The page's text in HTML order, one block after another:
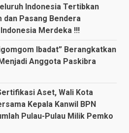
Indonesia Tertibkan
Pasang Bendera
Merdeka !!!
Ibadat” Berangkatkan
Anggota Paskibra
Aset, Wali Kota
Kepala Kanwil BPN
Pulau-Pulau Milik Pemko